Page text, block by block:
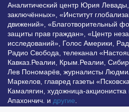
Аналитический центр Юрия
заключённых», «Институт
движений», «Благотворительный
защиты прав граждан», «Центр
исследований», Голос Америки,
Радио Свобода, телеканал
Кавказ.Реалии, Крым.Реалии,
Лев Пономарёв, журналисты
Маркелов, главред газеты
Камалягин, художница-
Апахончич. и другие